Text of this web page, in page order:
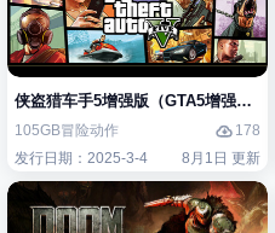
侠盗猎车手5增强版（GTA5增强版
105GB冒险动作
178
发行日期：2025-3-4
8月1日 更新